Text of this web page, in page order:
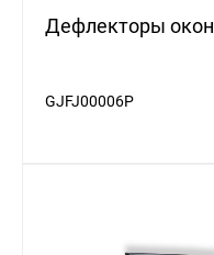
Дефлекторы
GJFJ00006P